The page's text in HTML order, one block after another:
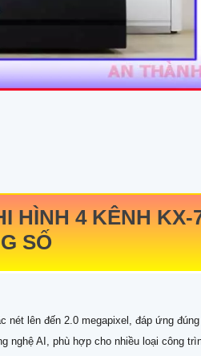
HÌNH 4 KÊNH KX-
SỐ
lên đến 2.0 megapixel, đáp ứng
nghệ AI, phù hợp cho nhiều loại công